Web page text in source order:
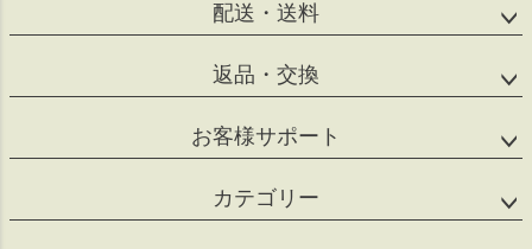
配送・送料
返品・交換
お客様サポート
カテゴリー